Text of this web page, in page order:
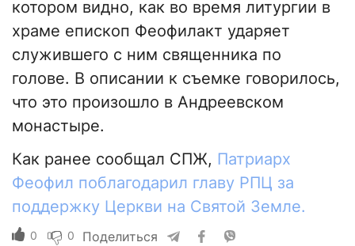
котором видно, как во время литургии в
храме епископ Феофилакт ударяет
служившего с ним священника по
голове. В описании к съемке говорилось,
что это произошло в Андреевском
монастыре.
Как ранее сообщал СПЖ, Патриарх
Феофил поблагодарил главу РПЦ за
поддержку Церкви на Святой Земле.
0 0 Поделиться